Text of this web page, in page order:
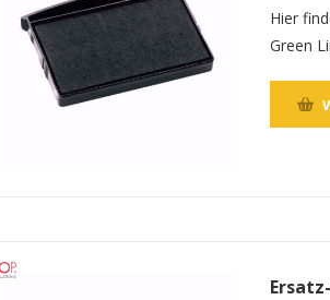
Hier
Green